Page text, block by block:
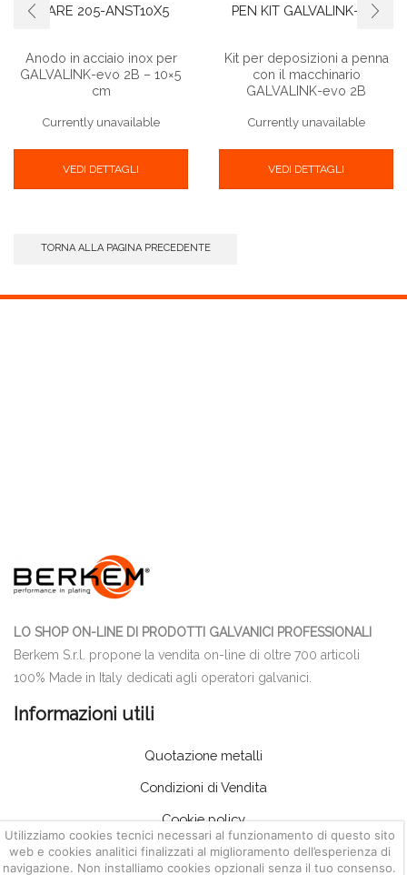
Utilizziamo cookies tecnici necessari al funzionamento di questo sito
web e cookies analitici finalizzati al miglioramento dell’esperienza di
navigazione. Non installiamo cookies opzionali senza il tuo consenso.
SPARE 205-ANST10X5
Anodo in acciaio inox per
GALVALINK-evo 2B – 10×5
cm
Currently unavailable
VEDI DETTAGLI
PEN KIT GALVALINK-evo
Kit per deposizioni a penna
con il macchinario
GALVALINK-evo 2B
Currently unavailable
VEDI DETTAGLI
TORNA ALLA PAGINA PRECEDENTE
LO SHOP ON-LINE DI PRODOTTI GALVANICI PROFESSIONALI
Berkem S.r.l. propone la vendita on-line di oltre 700 articoli
100% Made in Italy dedicati agli operatori galvanici.
Informazioni utili
Quotazione metalli
Condizioni di Vendita
Cookie policy
Privacy policy